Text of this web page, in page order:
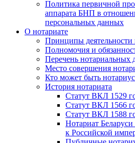
Политика первичной
аппарата БНП в
персональных данных
О нотариате
Принципы деятельности
Полномочия и
Перечень нотариальных
Место совершения
Кто может быть
История нотариата
Статут ВКЛ 1529
Статут ВКЛ 1566
Статут ВКЛ 1588
Нотариат
к Российской